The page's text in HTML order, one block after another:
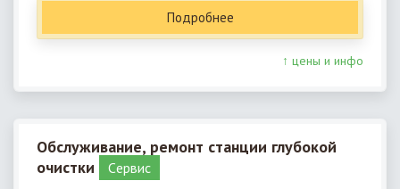
Подробнее
↑ цены и инфо
Обслуживание, ремонт станции глубокой
очистки
Cервис